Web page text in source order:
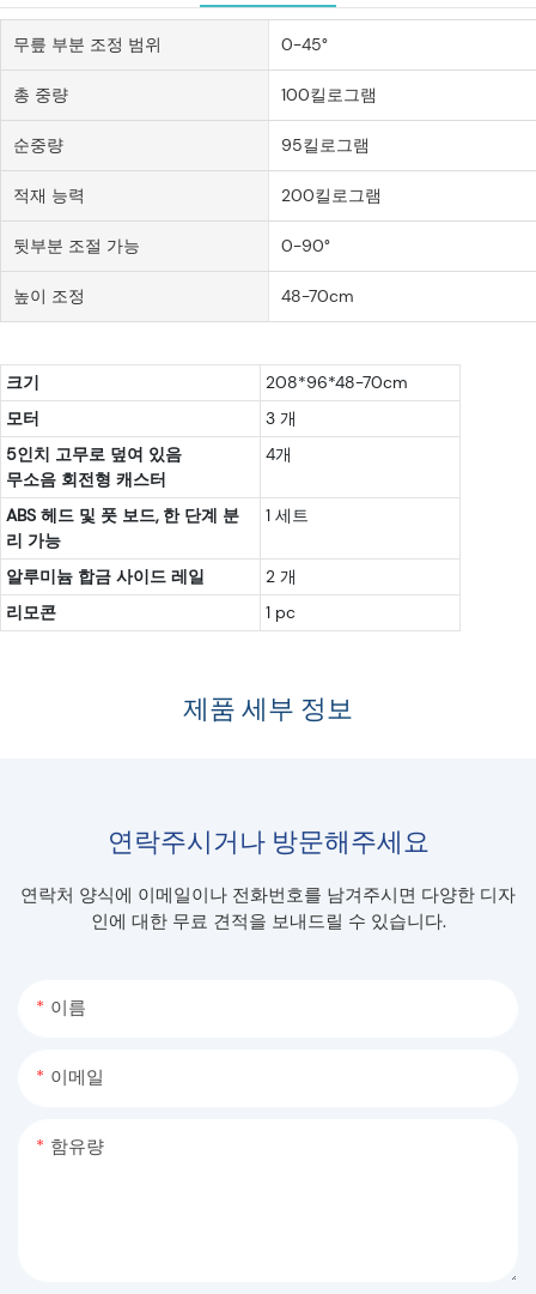
무릎 부분 조정 범위 0-45°
총 중량 100킬로그램
순중량 95킬로그램
적재 능력 200킬로그램
뒷부분 조절 가능 0-90°
높이 조정 48-70cm
크기
208*96*48-70cm
모터
3 개
5인치 고무로 덮여 있음
무소음 회전형 캐스터
4개
ABS 헤드 및 풋 보드, 한 단계 분
리 가능
1 세트
알루미늄 합금 사이드 레일
2 개
리모콘
1 pc
제품 세부 정보
연락주시거나 방문해주세요
연락처 양식에 이메일이나 전화번호를 남겨주시면 다양한 디자
인에 대한 무료 견적을 보내드릴 수 있습니다.
이름
이메일
함유량